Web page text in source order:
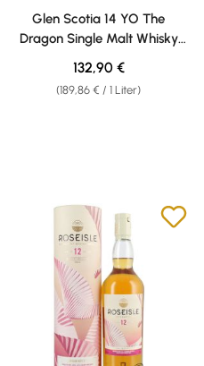
Durchschnittliche Bewertung
Glen Scotia 14 YO The
Dragon Single Malt Whisky
56,8% Vol. 0,70l
(189,86 € / 1 Liter)
Regulärer Preis:
132,90 €